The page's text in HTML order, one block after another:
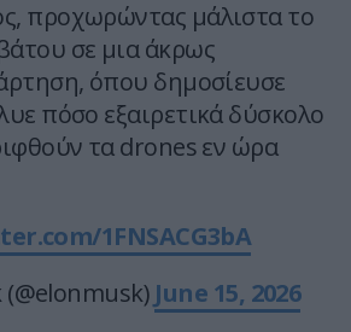
προχωρώντας μάλιστα το
σε μια άκρως
όπου δημοσίευσε
πόσο εξαιρετικά δύσκολο
τα drones εν ώρα
1FNSACG3bA
June 15, 2026